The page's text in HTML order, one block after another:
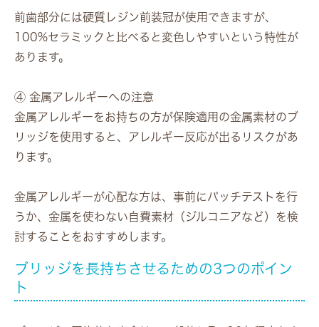
前歯部分には硬質レジン前装冠が使用できますが、
100%セラミックと比べると変色しやすいという特性が
あります。
④ 金属アレルギーへの注意
金属アレルギーをお持ちの方が保険適用の金属素材のブ
リッジを使用すると、アレルギー反応が出るリスクがあ
ります。
金属アレルギーが心配な方は、事前にパッチテストを行
うか、金属を使わない自費素材（ジルコニアなど）を検
討することをおすすめします。
ブリッジを長持ちさせるための3つのポイン
ト